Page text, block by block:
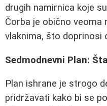
drugih namirnica koje
Čorba je obično veoma
vlaknima, što doprinosi
Sedmodnevni Plan:
Plan ishrane je strogo
pridržavati kako bi se